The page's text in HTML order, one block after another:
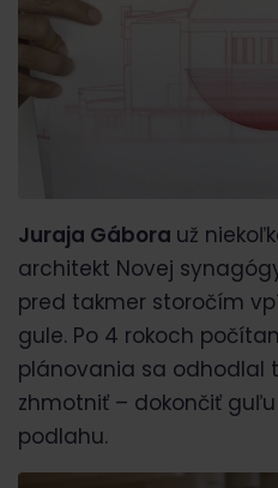
Juraja Gábora už
architekt Novej
pred takmer storočím
gule. Po 4 rokoch
plánovania sa odhodlal
zhmotniť – dokončiť
podlahu.